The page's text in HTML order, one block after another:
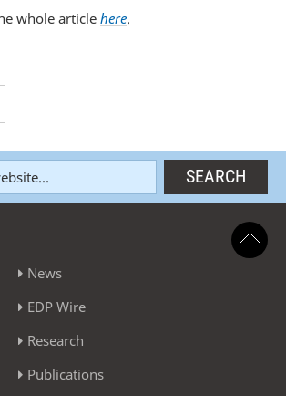
whole article here.
News
EDP Wire
Research
Publications